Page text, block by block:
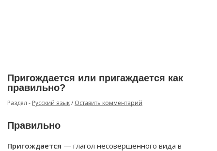
Пригождается или пригаждается как
правильно?
Раздел - Русский язык/ Оставить комментарий
Правильно
Пригождается — глагол несовершенного вида в